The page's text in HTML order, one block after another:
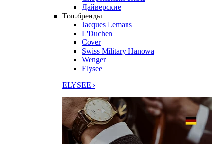
Дайверские
Топ-бренды
Jacques Lemans
L'Duchen
Cover
Swiss Military Hanowa
Wenger
Elysee
ELYSEE ›